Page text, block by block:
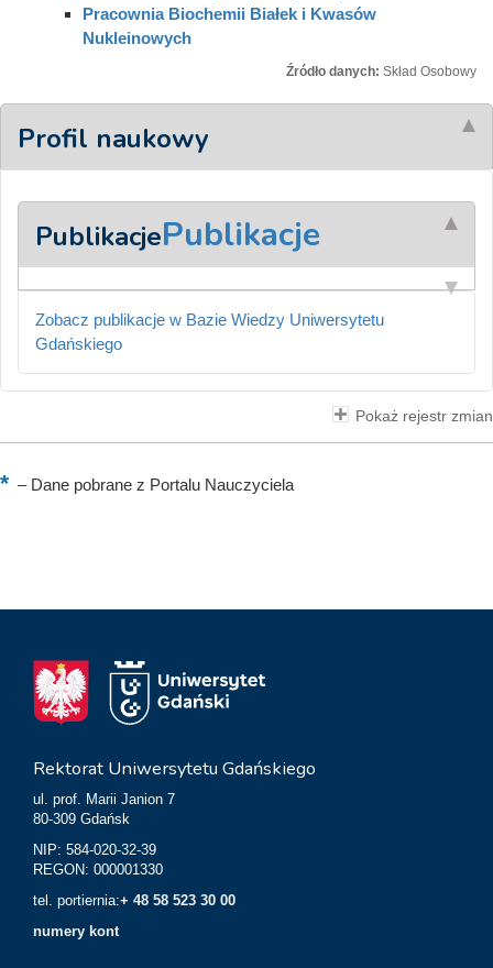
Pracownia Biochemii Białek i Kwasów
Nukleinowych
Źródło danych: Skład Osobowy
Profil naukowy
PublikacjePublikacje
Zobacz publikacje w Bazie Wiedzy Uniwersytetu
Gdańskiego
Pokaż rejestr zmian
–Dane pobrane z Portalu Nauczyciela
Rektorat Uniwersytetu Gdańskiego
ul. prof. Marii Janion 7
80-309 Gdańsk
NIP: 584-020-32-39
REGON: 000001330
tel. portiernia:+ 48 58 523 30 00
numery kont